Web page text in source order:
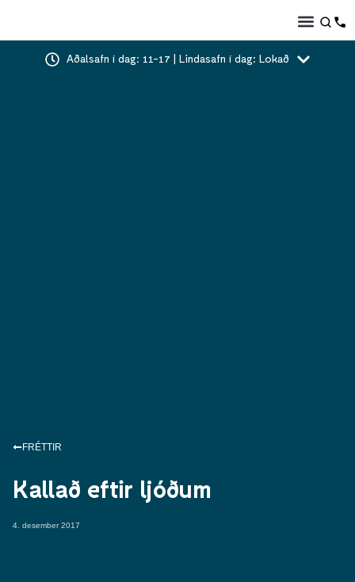
Aðalsafn í dag: 11-17 | Lindasafn í dag: Lokað
FRÉTTIR
Kallað eftir ljóðum
4. desember 2017